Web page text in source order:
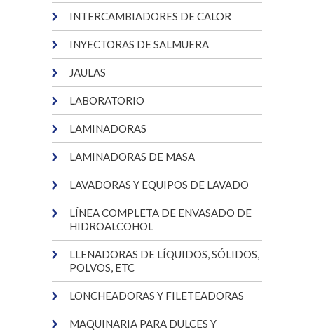
INTERCAMBIADORES DE CALOR
INYECTORAS DE SALMUERA
JAULAS
LABORATORIO
LAMINADORAS
LAMINADORAS DE MASA
LAVADORAS Y EQUIPOS DE LAVADO
LÍNEA COMPLETA DE ENVASADO DE
HIDROALCOHOL
LLENADORAS DE LÍQUIDOS, SÓLIDOS,
POLVOS, ETC
LONCHEADORAS Y FILETEADORAS
MAQUINARIA PARA DULCES Y